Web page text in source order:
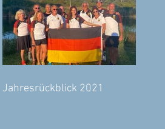
Jahresrückblick 2021